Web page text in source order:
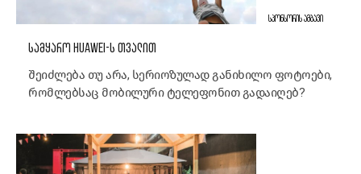
ᲡᲞᲝᲜᲡᲝᲠᲘᲡ ᲐᲛᲑᲐᲕᲘ
ᲡᲐᲛᲧᲐᲠᲝ HUAWEI-Ს ᲗᲕᲐᲚᲘᲗ
შეიძლება თუ არა, სერიოზულად განიხილო ფოტოები,
რომლებსაც მობილური ტელეფონით გადაიღებ?